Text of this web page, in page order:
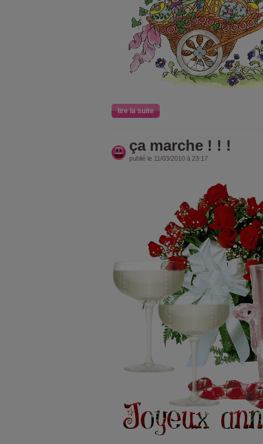
lire la suite
ça marche ! ! !
publié le 11/03/2010 à 23:17